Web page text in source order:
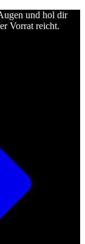
und hol dir
Vorrat reicht.